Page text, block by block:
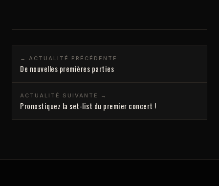
← ACTUALITÉ PRÉCÉDENTE
De nouvelles premières parties
ACTUALITÉ SUIVANTE →
Pronostiquez la set-list du premier concert !